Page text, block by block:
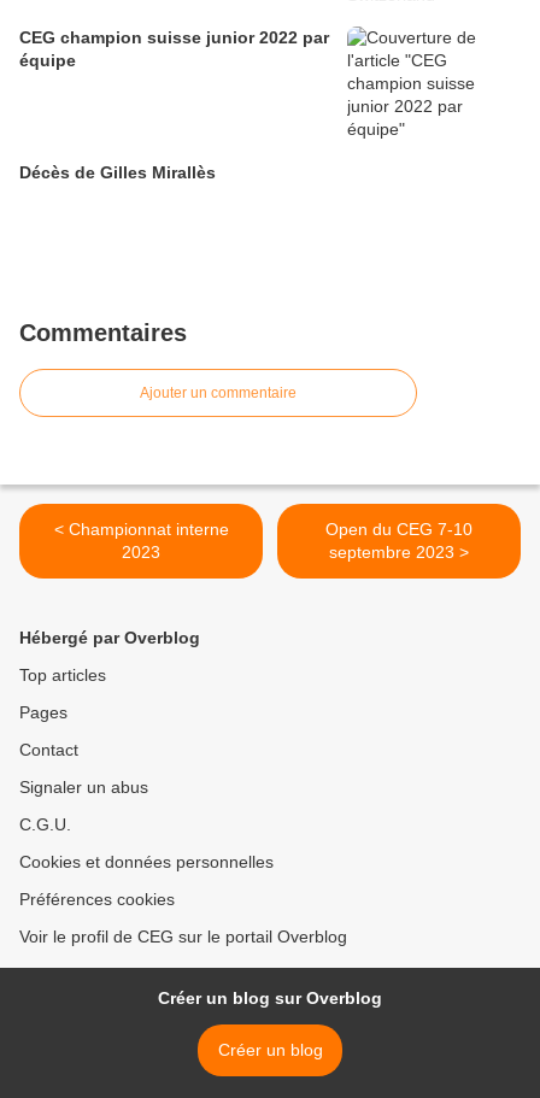
CEG champion suisse junior 2022 par
équipe
Décès de Gilles Mirallès
Commentaires
Ajouter un commentaire
< Championnat interne
2023
Open du CEG 7-10
septembre 2023 >
Hébergé par Overblog
Top articles
Pages
Contact
Signaler un abus
C.G.U.
Cookies et données personnelles
Préférences cookies
Voir le profil de CEG sur le portail Overblog
Créer un blog sur Overblog
Créer un blog